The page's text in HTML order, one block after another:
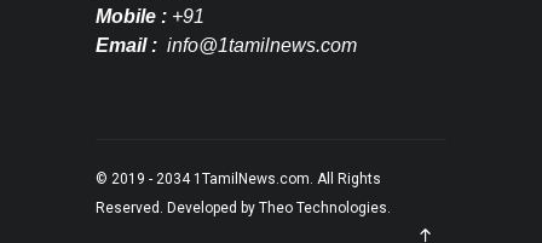
Mobile : +91
Email : info@1tamilnews.com
© 2019 - 2034 1TamilNews.com. All Rights
Reserved. Developed by Theo Technologies.